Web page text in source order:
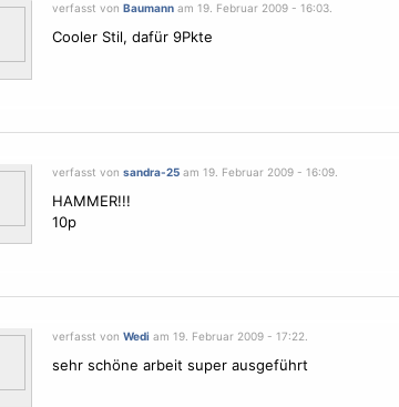
verfasst von Baumannam 19. Februar 2009 - 16:03.
Cooler Stil, dafür 9Pkte
verfasst von sandra-25am 19. Februar 2009 - 16:09.
HAMMER!!!
10p
verfasst von Wedi am 19. Februar 2009 - 17:22.
sehr schöne arbeit super ausgeführt